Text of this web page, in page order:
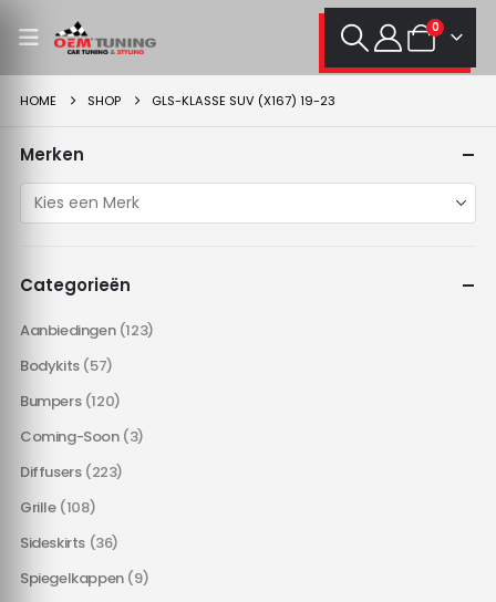
0
HOME SHOP GLS-KLASSE SUV (X167) 19-23
Merken
Categorieën
Aanbiedingen (123)
Bodykits (57)
Bumpers (120)
Coming-Soon (3)
Diffusers (223)
Grille (108)
Sideskirts (36)
Spiegelkappen (9)